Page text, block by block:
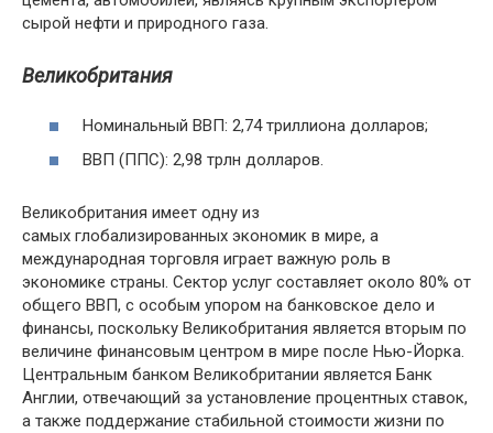
сырой нефти и природного газа.
Великобритания
Номинальный ВВП: 2,74 триллиона долларов;
ВВП (ППС): 2,98 трлн долларов.
Великобритания имеет одну из
самых глобализированных экономик в мире, а
международная торговля играет важную роль в
экономике страны. Сектор услуг составляет около 80% от
общего ВВП, с особым упором на банковское дело и
финансы, поскольку Великобритания является вторым по
величине финансовым центром в мире после Нью-Йорка.
Центральным банком Великобритании является Банк
Англии, отвечающий за установление процентных ставок,
а также поддержание стабильной стоимости жизни по